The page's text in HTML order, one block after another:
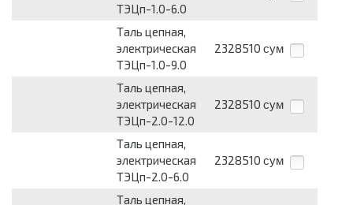
ТЭЦп-1.0-6.0
Таль цепная,
электрическая
ТЭЦп-1.0-9.0
2328510 сум
Таль цепная,
электрическая
ТЭЦп-2.0-12.0
2328510 сум
Таль цепная,
электрическая
ТЭЦп-2.0-6.0
2328510 сум
Таль цепная,